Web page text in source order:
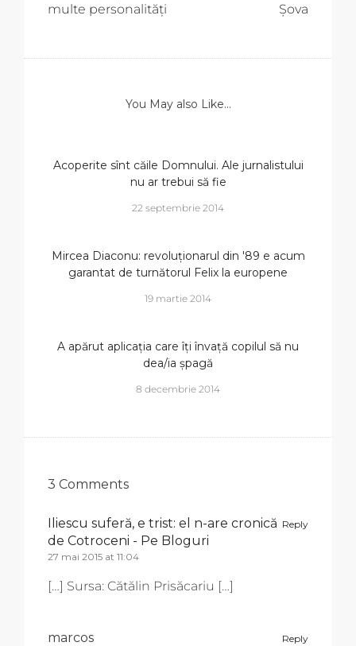
multe personalități
Șova
You May also Like...
Acoperite sînt căile Domnului. Ale jurnalistului
nu ar trebui să fie
22 septembrie 2014
Mircea Diaconu: revoluționarul din '89 e acum
garantat de turnătorul Felix la europene
19 martie 2014
A apărut aplicația care îți învață copilul să nu
dea/ia șpagă
8 decembrie 2014
3 Comments
Reply
Iliescu suferă, e trist: el n-are cronică
de Cotroceni - Pe Bloguri
27 mai 2015 at 11:04
[…] Sursa: Cătălin Prisăcariu […]
Reply
marcos